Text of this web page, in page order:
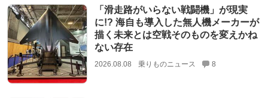
「滑走路がいらない戦闘機」が現実
に!? 海自も導入した無人機メーカーが
描く未来とは空戦そのものを変えかね
ない存在
2026.08.08 乗りものニュース 8